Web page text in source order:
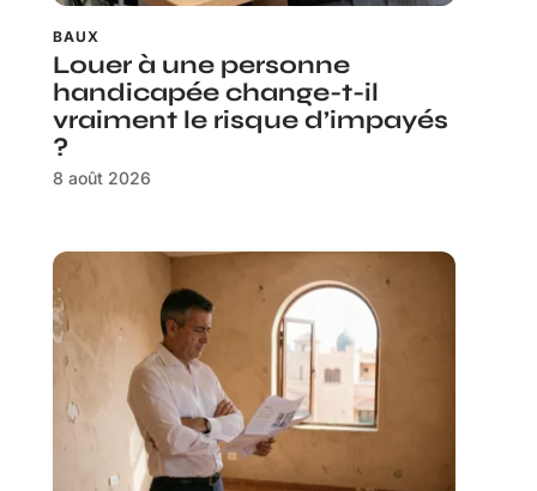
BAUX
Louer à une personne
handicapée change-t-il
vraiment le risque d’impayés
?
8 août 2026